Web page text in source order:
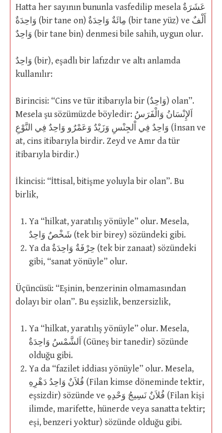
Hatta her sayının bununla vasfedilip mesela عَشَرَةٌ
وَاحِدَةٌ (bir tane on) مِائَةٌ وَاحِدَةٌ (bir tane yüz) ve أَلْفٌ
وَاحِدٌ (bir tane bin) denmesi bile sahih, uygun olur.
وَاحِدٌ (bir), eşadlı bir lafızdır ve altı anlamda
kullanılır:
Birincisi: “Cins ve tür itibarıyla bir (وَاحِدٌ) olan”.
Mesela şu sözümüzde böyledir: اَلإِنْسَانُ وَالْفَرَسُ
وَاحِدٌ فِي اْلجِنْسِ وَزَيْدٌ وَعَمْرٌو وَاحِدٌ فِي النَّوْعِ (İnsan ve
at, cins itibarıyla birdir. Zeyd ve Amr da tür
itibarıyla birdir.)
İkincisi: “İttisal, bitişme yoluyla bir olan”. Bu
birlik,
Ya “hilkat, yaratılış yönüyle” olur. Mesela,
شَخْصٌ وَاحِدٌ (tek bir birey) sözündeki gibi.
Ya da حِرْفَةٌ وَاحِدَةٌ (tek bir zanaat) sözündeki
gibi, “sanat yönüyle” olur.
Üçüncüsü: “Eşinin, benzerinin olmamasından
dolayı bir olan”. Bu eşsizlik, benzersizlik,
Ya “hilkat, yaratılış yönüyle” olur. Mesela,
اَلشَّمْسُ وَاحِدَةٌ (Güneş bir tanedir) sözünde
olduğu gibi.
Ya da “fazilet iddiası yönüyle” olur. Mesela,
فُلاَنٌ وَاحِدُ دَهْرِهِ (Filan kimse döneminde tektir,
eşsizdir) sözünde ve فُلاَنٌ نَسِيجُ وَحْدِهِ (Filan kişi
ilimde, marifette, hünerde veya sanatta tektir;
eşi, benzeri yoktur) sözünde olduğu gibi.